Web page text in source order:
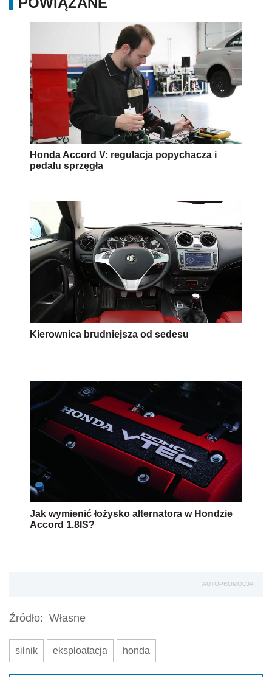
Honda Accord V: regulacja popychacza i
pedału sprzęgła
Kierownica brudniejsza od sedesu
Jak wymienić łożysko alternatora w Hondzie
Accord 1.8IS?
AUTOPROMOCJA
Źródło: Własne
silnik eksploatacja honda